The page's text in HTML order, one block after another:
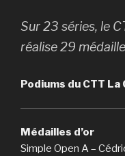
Sur 23 séries, le
réalise 29
Podiums du CTT La
Médailles d’or
Simple Open A –